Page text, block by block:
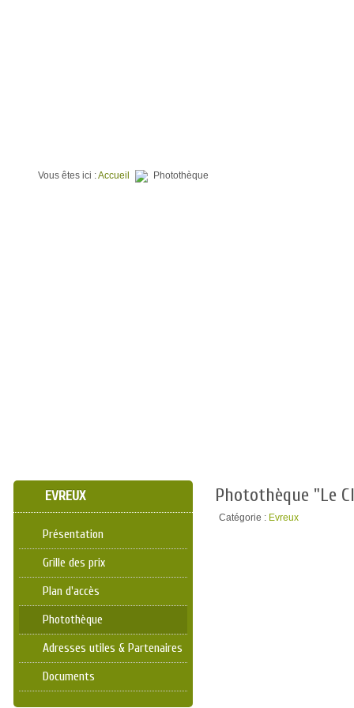
Vous êtes ici :Accueil Photothèque
Photothèque "Le
Catégorie : Evreux
EVREUX
Présentation
Grille des prix
Plan d'accès
Photothèque
Adresses utiles & Partenaires
Documents